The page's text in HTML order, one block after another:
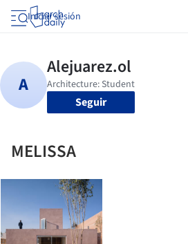
Iniciar sesión
Seguir
MELISSA